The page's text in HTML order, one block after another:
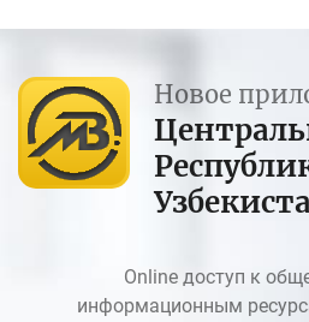
Новое
Online доступ к
информационным